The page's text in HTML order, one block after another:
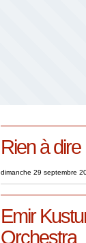
Rien à dire
dimanche 29 septembre
Emir
Orchestra